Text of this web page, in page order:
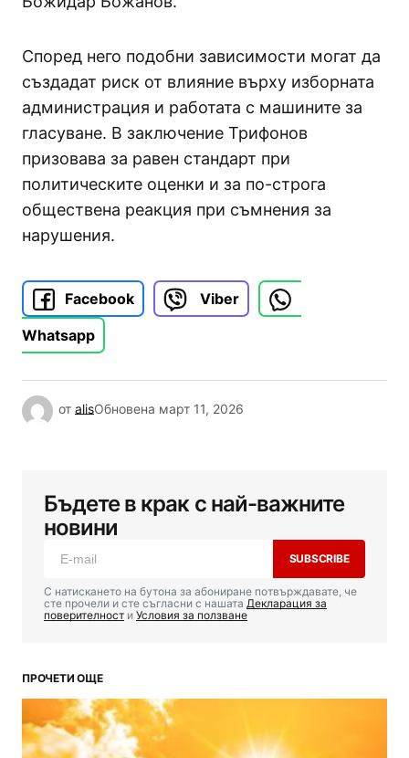
Според него подобни зависимости могат да
създадат риск от влияние върху изборната
администрация и работата с машините за
гласуване. В заключение Трифонов
призовава за равен стандарт при
политическите оценки и за по-строга
обществена реакция при съмнения за
нарушения.
Facebook
Viber
Whatsapp
от alisОбновена март 11, 2026
Бъдете в крак с най-важните
новини
SUBSCRIBE
С натискането на бутона за абониране потвърждавате, че
сте прочели и сте съгласни с нашата Декларация за
поверителност и Условия за ползване
ПРОЧЕТИ ОЩЕ